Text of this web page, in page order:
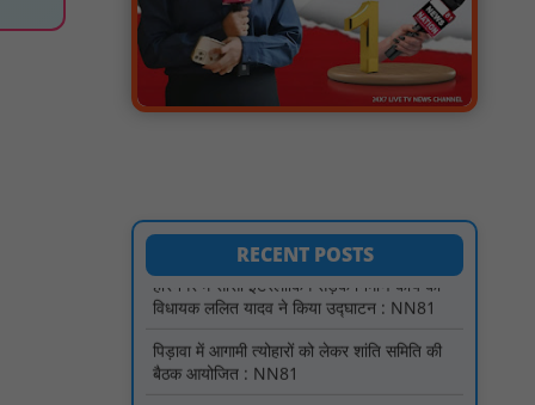
RECENT POSTS
मस्तूरी जनपद पंचायत में 131 सरपंचों का प्रशिक्षण
संपन्न, वीबी-जी राम-जी अभियान के बदलावों और
तकनीकी प्रबंधन की दी गई विस्तृत जानकारी :
NN81
पिड़ावा में आगामी त्योहारों को लेकर शांति समिति की
बैठक आयोजित : NN81
.डिप्टी चीफ मिनिस्टर सुमित्राताई पवार से वर्धा जिले
में NCP वर्कर्स से मुलाकात की : NN81
सदर विधायक प्रकाश द्विवेदी ने लगभग ₹4.30 करोड़
की विकास परियोजनाओं का किया लोकार्पण एवं